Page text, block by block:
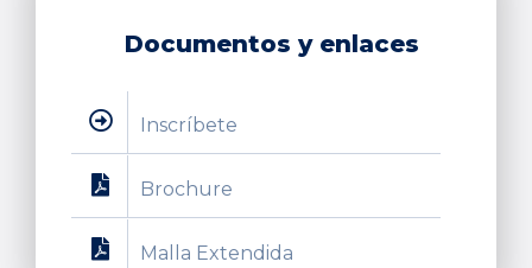
Documentos y enlaces
Inscríbete
Brochure
Malla Extendida